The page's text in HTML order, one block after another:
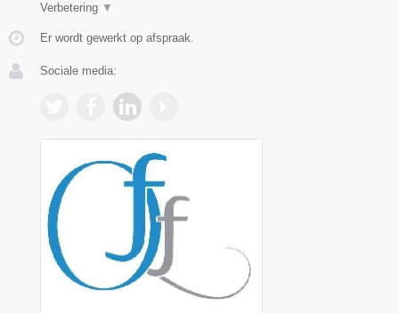
Verbetering ▼
Er wordt gewerkt op afspraak.
Sociale media: